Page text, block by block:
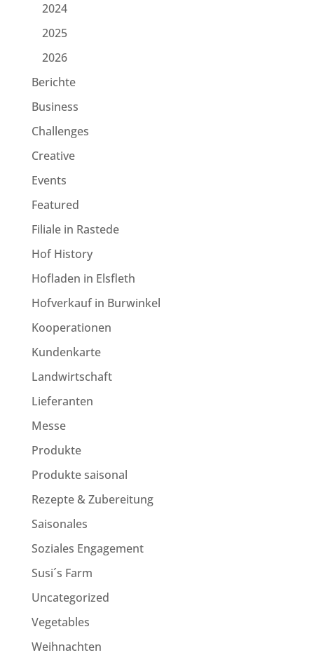
2024
2025
2026
Berichte
Business
Challenges
Creative
Events
Featured
Filiale in Rastede
Hof History
Hofladen in Elsfleth
Hofverkauf in Burwinkel
Kooperationen
Kundenkarte
Landwirtschaft
Lieferanten
Messe
Produkte
Produkte saisonal
Rezepte & Zubereitung
Saisonales
Soziales Engagement
Susi´s Farm
Uncategorized
Vegetables
Weihnachten